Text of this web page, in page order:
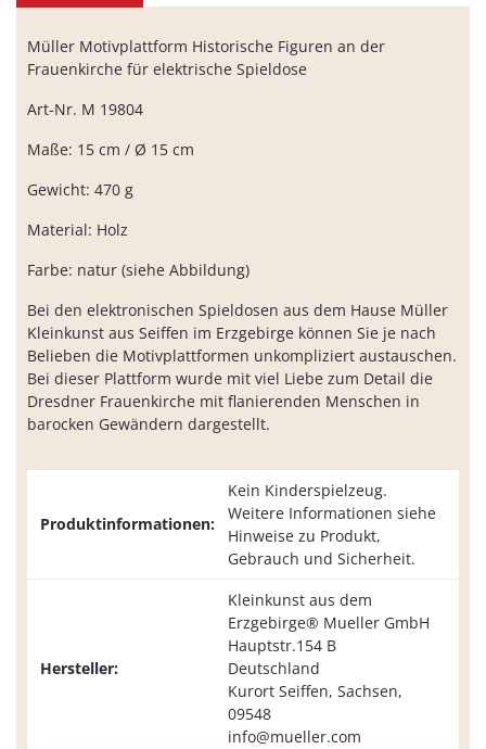
Müller Motivplattform Historische Figuren an der
Frauenkirche für elektrische Spieldose
Art-Nr. M 19804
Maße: 15 cm / Ø 15 cm
Gewicht: 470 g
Material: Holz
Farbe: natur (siehe Abbildung)
Bei den elektronischen Spieldosen aus dem Hause Müller
Kleinkunst aus Seiffen im Erzgebirge können Sie je nach
Belieben die Motivplattformen unkompliziert austauschen.
Bei dieser Plattform wurde mit viel Liebe zum Detail die
Dresdner Frauenkirche mit flanierenden Menschen in
barocken Gewändern dargestellt.
Produktinformationen:
Kein Kinderspielzeug.
Weitere Informationen siehe
Hinweise zu Produkt,
Gebrauch und Sicherheit.
Hersteller:
Kleinkunst aus dem
Erzgebirge® Mueller GmbH
Hauptstr.154 B
Deutschland
Kurort Seiffen, Sachsen,
09548
info@mueller.com